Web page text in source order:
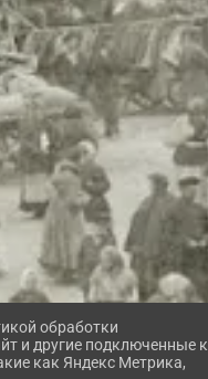
обработки
и другие подключенные к
как Яндекс Метрика,